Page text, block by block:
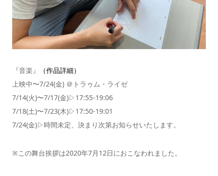
『音楽』
（作品詳細）
上映中〜7/24(金) ＠トラゥム・ライゼ
7/14(火)〜7/17(金)▷17:55-19:06
7/18(土)〜7/23(木)▷17:50-19:01
7/24(金)▷時間未定、決まり次第お知らせいたします。
※この舞台挨拶は2020年7月 12日におこなわれました。